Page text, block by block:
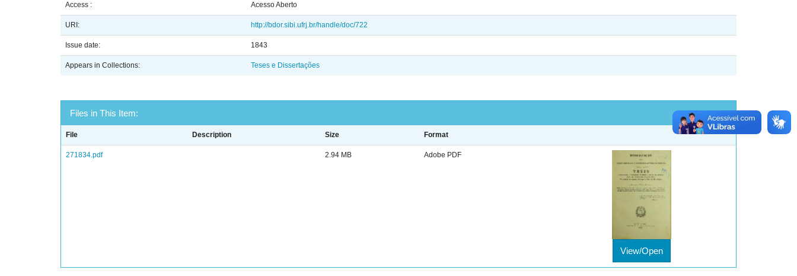
Access : Acesso Aberto
URI: http://bdor.sibi.ufrj.br/handle/doc/722
Issue date: 1843
Appears in Collections: Teses e Dissertações
Files in This Item:
File Description Size Format
271834.pdf 2.94 MB Adobe PDF
View/Open